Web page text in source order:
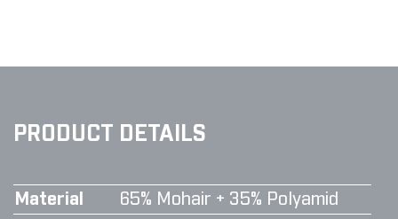
PRODUCT DETAILS
Material
65% Mohair + 35% Polyamid